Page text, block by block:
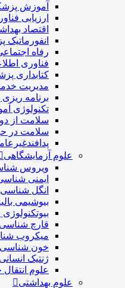
آموزش
ارزیابی
اقتصاد
رفاه
فناوری
کتابداری
مديريت
برنامه ریزی
تکنولوژی
سلامت از
سلامت در
علوم آزمایشگاهی
ویروس
ایمنی
انگل
بیوشیمی
قارچ
ميكروب
خون شناسی
ژنتیک انسانی
علوم
علوم بهداشتی